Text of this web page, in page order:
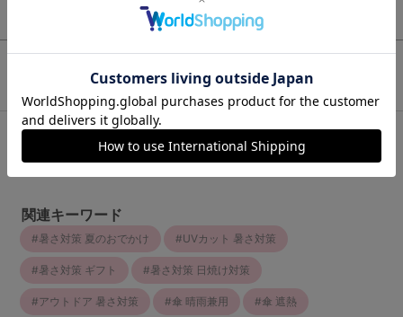
0.0（0）
この商品と一緒に見られている商品
最近チェックしたアイテム
関連キーワード
暑さ対策 夏のおでかけ UVカット 暑さ対策
暑さ対策 ギフト 暑さ対策 日焼け対策
アウトドア 暑さ対策 傘 晴雨兼用 傘 遮熱